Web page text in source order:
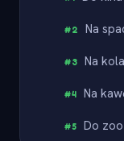
#2 Na
#3 Na
#4 Na
#5 Do zoo